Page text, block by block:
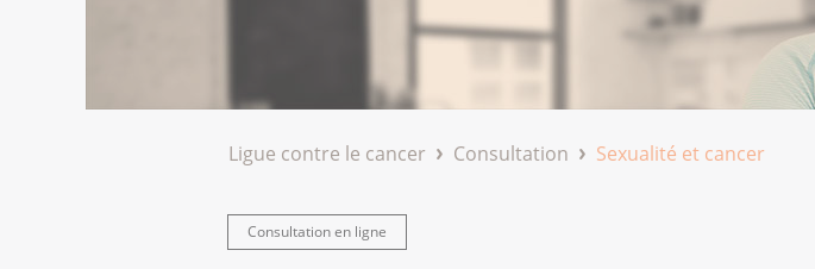
Ligue contre le cancer Consultation Sexualité et cancer
Consultation en ligne